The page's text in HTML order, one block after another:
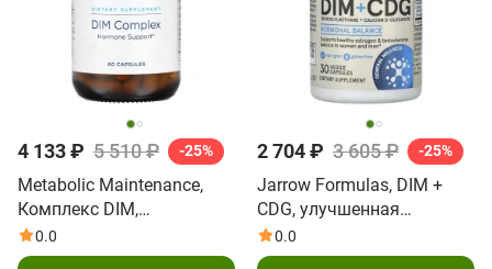
4 133 ₽ 5 510 ₽ -25%
Metabolic Maintenance,
Комплекс DIM,
Дииндолилметан с
коферментами, 60 капсул
0.0
2 704 ₽ 3 605 ₽ -25%
Jarrow Formulas, DIM +
CDG, улучшенная
формула детоксикации,
30 овощных капсул
0.0